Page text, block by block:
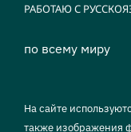
РАБОТАЮ С
по всему миру
На сайте
также изображения